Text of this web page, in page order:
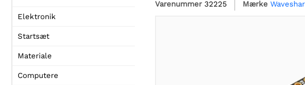
Elektronik
Startsæt
Materiale
Computere
Varenummer 32225 Mærke